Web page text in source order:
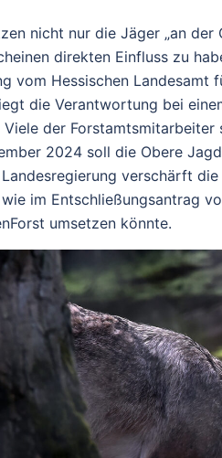
nicht nur die Jäger „an der
direkten Einfluss zu
vom Hessischen Landesamt
die Verantwortung bei
der
2024 soll die Obere
verschärft
im Entschließungsantrag
umsetzen könnte.